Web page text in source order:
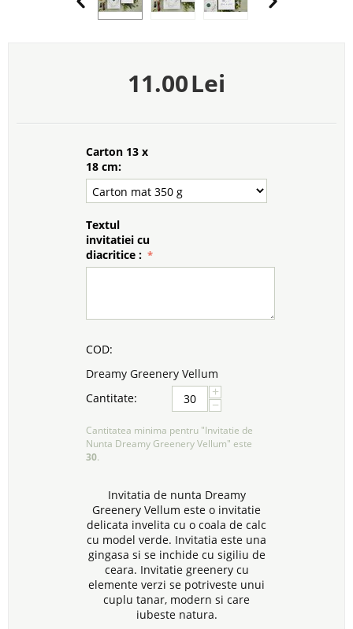
11.00Lei
Carton 13 x
18 cm:
Textul
invitatiei cu
diacritice :
COD:
Dreamy Greenery Vellum
Cantitate:
+
−
Cantitatea minima pentru "Invitatie de
Nunta Dreamy Greenery Vellum" este
30.
Invitatia de nunta Dreamy
Greenery Vellum este o invitatie
delicata invelita cu o coala de calc
cu model verde. Invitatia este una
gingasa si se inchide cu sigiliu de
ceara. Invitatie greenery cu
elemente verzi se potriveste unui
cuplu tanar, modern si care
iubeste natura.